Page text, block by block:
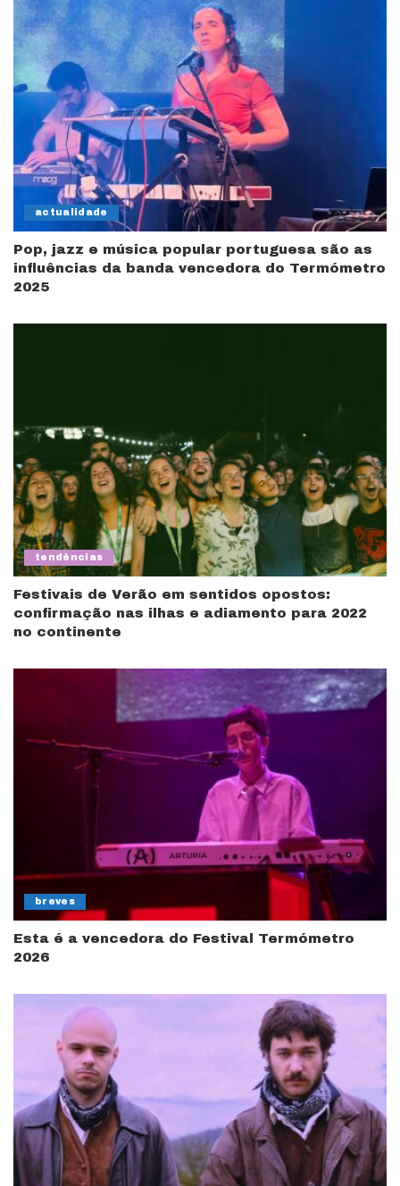
actualidade
Pop, jazz e música popular portuguesa são as
influências da banda vencedora do Termómetro
2025
tendências
Festivais de Verão em sentidos opostos:
confirmação nas ilhas e adiamento para 2022
no continente
breves
Esta é a vencedora do Festival Termómetro
2026